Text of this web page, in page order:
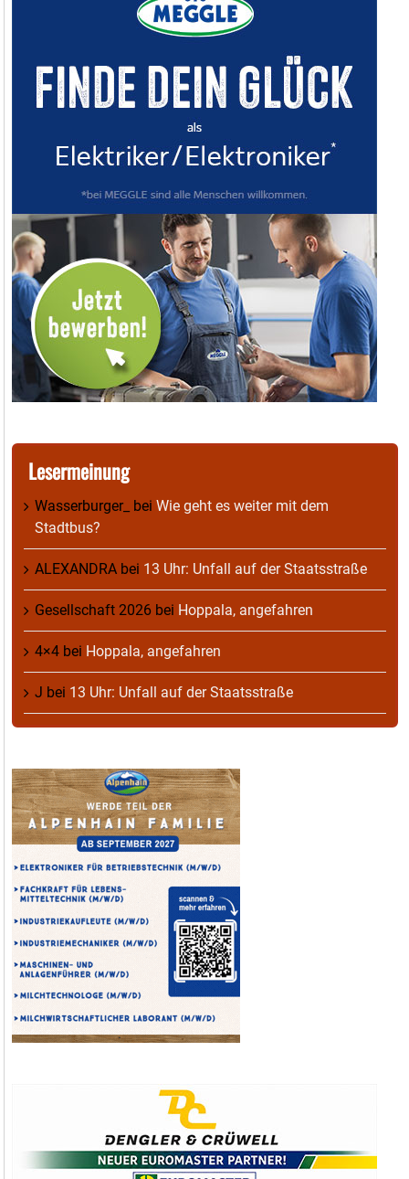
Lesermeinung
Wasserburger_ bei Wie geht es weiter mit dem
Stadtbus?
ALEXANDRA bei 13 Uhr: Unfall auf der Staatsstraße
Gesellschaft 2026 bei Hoppala, angefahren
4×4 bei Hoppala, angefahren
J bei 13 Uhr: Unfall auf der Staatsstraße